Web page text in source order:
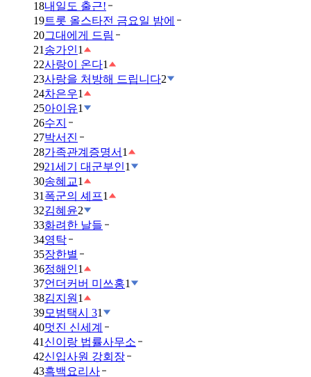
18내일도 출근!
19트롯 올스타전 금요일 밤에
20그대에게 드림
21 송가인1
22사랑이 온다1
23사랑을 처방해 드립니다2
24차은우1
25아이유1
26수지
27박서진
28가족관계증명서 1
2921세기 대군부인1
30송혜교1
31 폭군의 셰프1
32김혜윤2
33화려한 날들
34영탁
35장한별
36정해인1
37언더커버 미쓰홍1
38김지원 1
39모범택시 31
40멋진 신세계
41 신이랑 법률사무소
42신입사원 강회장
43흑백요리사